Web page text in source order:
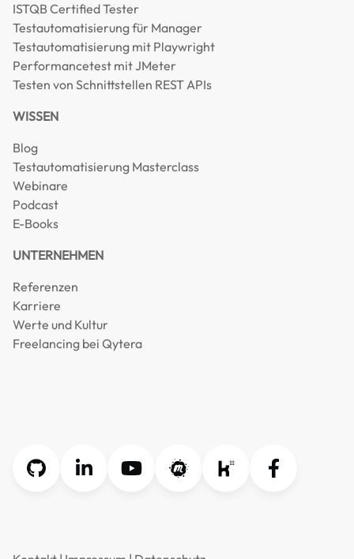
ISTQB Certified Tester
Testautomatisierung für Manager
Testautomatisierung mit Playwright
Performancetest mit JMeter
Testen von Schnittstellen REST APIs
WISSEN
Blog
Testautomatisierung Masterclass
Webinare
Podcast
E-Books
UNTERNEHMEN
Referenzen
Karriere
Werte und Kultur
Freelancing bei Qytera